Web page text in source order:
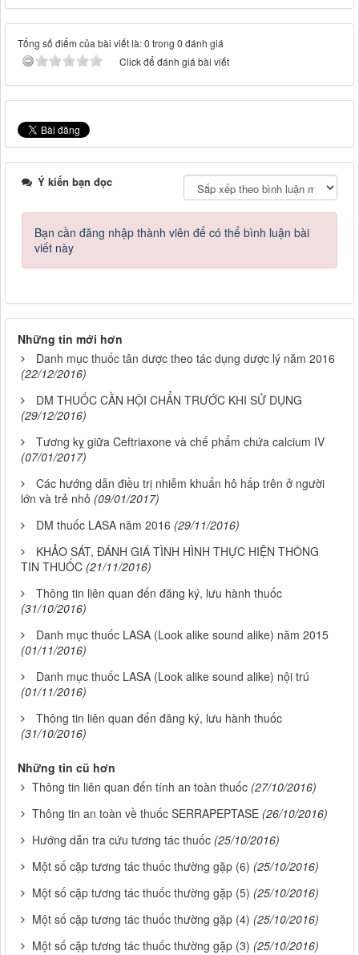
Tổng số điểm của bài viết là: 0 trong 0 đánh giá
Click để đánh giá bài viết
Ý kiến bạn đọc
Bạn cần đăng nhập thành viên để có thể bình luận bài
viết này
Những tin mới hơn
Danh mục thuốc tân dược theo tác dụng dược lý năm 2016
(22/12/2016)
DM THUỐC CẦN HỘI CHẨN TRƯỚC KHI SỬ DỤNG
(29/12/2016)
Tương kỵ giữa Ceftriaxone và chế phẩm chứa calcium IV
(07/01/2017)
Các hướng dẫn điều trị nhiễm khuẩn hô hấp trên ở người
lớn và trẻ nhỏ (09/01/2017)
DM thuốc LASA năm 2016 (29/11/2016)
KHẢO SÁT, ĐÁNH GIÁ TÌNH HÌNH THỰC HIỆN THÔNG
TIN THUỐC (21/11/2016)
Thông tin liên quan đến đăng ký, lưu hành thuốc
(31/10/2016)
Danh mục thuốc LASA (Look alike sound alike) năm 2015
(01/11/2016)
Danh mục thuốc LASA (Look alike sound alike) nội trú
(01/11/2016)
Thông tin liên quan đến đăng ký, lưu hành thuốc
(31/10/2016)
Những tin cũ hơn
Thông tin liên quan đến tính an toàn thuốc (27/10/2016)
Thông tin an toàn về thuốc SERRAPEPTASE (26/10/2016)
Hướng dẫn tra cứu tương tác thuốc (25/10/2016)
Một số cặp tương tác thuốc thường gặp (6) (25/10/2016)
Một số cặp tương tác thuốc thường gặp (5) (25/10/2016)
Một số cặp tương tác thuốc thường gặp (4) (25/10/2016)
Một số cặp tương tác thuốc thường gặp (3) (25/10/2016)